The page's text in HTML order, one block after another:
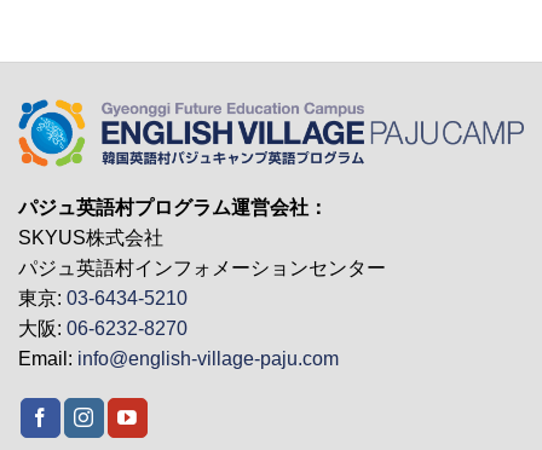
て
パジュ英語村プログラム運営会社：
SKYUS株式会社
パジュ英語村インフォメーションセンター
東京: 03-6434-5210
大阪: 06-6232-8270
Email: info@english-village-paju.com